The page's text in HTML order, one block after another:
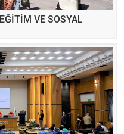
VE SOSYAL